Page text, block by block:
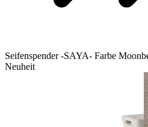
Seifenspender -SAYA- Farbe
Neuheit